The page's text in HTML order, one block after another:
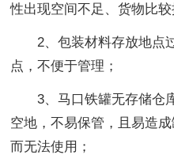
性出现空间不足、货物比较
2、包装材料存放地点
点，不便于管理；
3、马口铁罐无存储仓
空地，不易保管，且易造
而无法使用；